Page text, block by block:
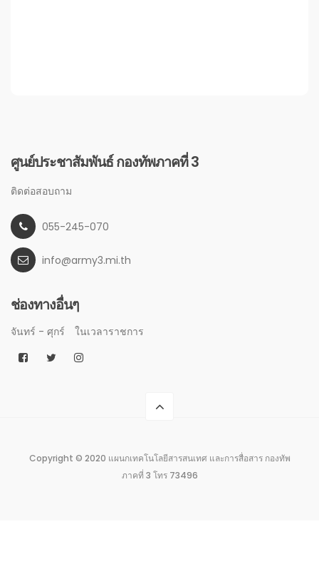
ศูนย์ประชาสัมพันธ์ กองทัพภาคที่ 3
ติดต่อสอบถาม
055-245-070
info@army3.mi.th
ช่องทางอื่นๆ
จันทร์ - ศุกร์ ในเวลาราชการ
Copyright © 2020 แผนกเทคโนโลยีสารสนเทศ และการสื่อสาร กองทัพ
ภาคที่ 3 โทร 73496